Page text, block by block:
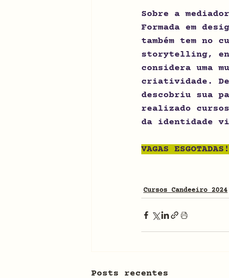
Sobre a
Formada em
também tem
storytelling,
considera uma
criatividade.
descobriu sua
realizado
da identidade
VAGAS ESGOTADAS!
Cursos Candeeiro 2024
Posts recentes